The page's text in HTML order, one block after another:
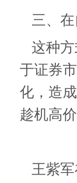
三、
这种
于证券
化，造
趁机高
王紫